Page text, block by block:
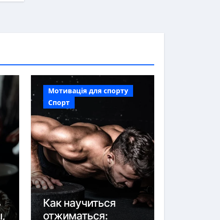
Мотивація для спорту
Спорт
Как научиться
отжиматься: